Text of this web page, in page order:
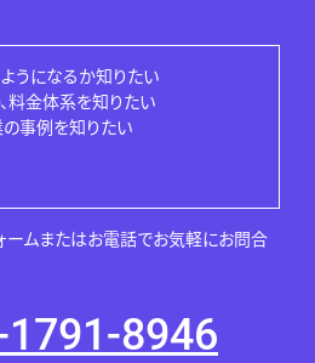
うになるか知りたい
料金体系を知りたい
事例を知りたい
ームまたはお電話でお気軽にお問合
8946